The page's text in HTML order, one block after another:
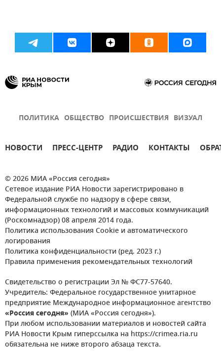
ПОЛИТИКА ОБЩЕСТВО ПРОИСШЕСТВИЯ ВИЗУАЛ
НОВОСТИ ПРЕСС-ЦЕНТР РАДИО КОНТАКТЫ
© 2026 МИА «Россия сегодня»
Сетевое издание РИА Новости зарегистрировано в
Федеральной службе по надзору в сфере связи,
информационных технологий и массовых коммуникаций
(Роскомнадзор) 08 апреля 2014 года.
Политика использования Cookie и автоматического
логирования
Политика конфиденциальности (ред. 2023 г.)
Правила применения рекомендательных технологий
Свидетельство о регистрации Эл № ФС77-57640.
Учредитель: Федеральное государственное унитарное
предприятие Международное информационное агентство
«Россия сегодня» (МИА «Россия сегодня»).
При любом использовании материалов и новостей сайта
РИА Новости Крым гиперссылка на https://crimea.ria.ru
обязательна не ниже второго абзаца текста.